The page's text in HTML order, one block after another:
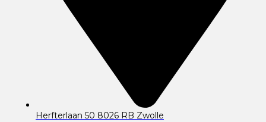
Herfterlaan 50 8026 RB Zwolle